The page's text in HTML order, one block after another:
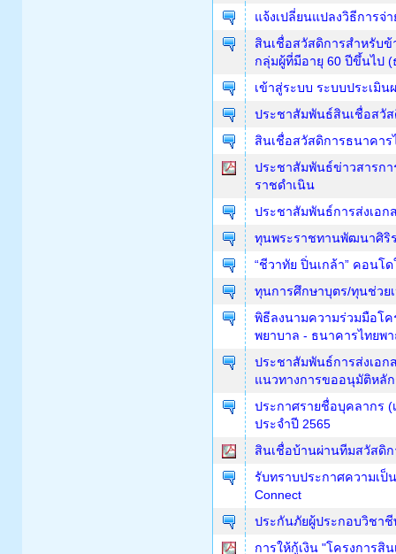
แจ้งเปลี่ยนแปลงวิธีการจ่
สินเชื่อสวัสดิการสำหรับ
กลุ่มผู้ที่มีอายุ 60 ปีขึ้นไป
เข้าสู่ระบบ ระบบประเมิ
ประชาสัมพันธ์สินเชื่อสวั
สินเชื่อสวัสดิการธนาคา
ประชาสัมพันธ์ข่าวสารก
ราชดำเนิน
ประชาสัมพันธ์การส่งเอก
ทุนพระราชทานพัฒนาศิริ
“ชีวาทัย ปิ่นเกล้า” คอนโ
ทุนการศึกษาบุตร/ทุนช่วย
พิธีลงนามความร่วมมือโ
พยาบาล - ธนาคารไทยพ
ประชาสัมพันธ์การส่งเอก
แนวทางการขออนุมัติหลั
ประกาศรายชื่อบุคลากร
ประจำปี 2565
สินเชื่อบ้านผ่านทีมสวัสดิ
รับทราบประกาศความเป็
Connect
ประกันภัยผู้ประกอบวิชาชี
การให้กู้เงิน "โครงการสิ